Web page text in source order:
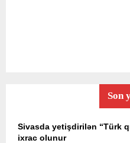
Son
Sivasda yetişdirilən “Türk
ixrac olunur